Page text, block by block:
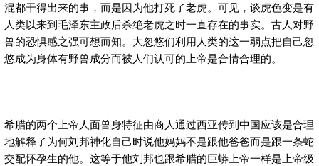
混都干得出来的事，而是因为他打死了老虎。可见，谈虎色变是有
人类以来到毛泽东主政后杀绝老虎之时一直存在的事实。古人对野
兽的恐惧感之强可想而知。大忽悠们利用人类的这一弱点把自己忽
悠成为身体有野兽成分而被人们认可的上帝是合情合理的。
希腊的两个上帝人面兽身特征由商人通过西亚传到中国应该是合理
地解释了为何刘邦神化自己时说他妈妈不是跟他爸爸而是跟一条蛇
交配怀孕生的他。这等于他刘邦也跟希腊的巨蟒上帝一样是上帝级